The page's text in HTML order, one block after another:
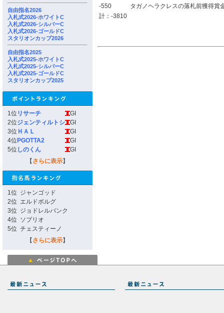
自由指名2026
入札式2026-ホワイトC
入札式2026-シルバーC
入札式2026-ゴールドC
スタリオンカップ2026
自由指名2025
入札式2025-ホワイトC
入札式2025-シルバーC
入札式2025-ゴールドC
スタリオンカップ2025
1位 リサーチ
GI
2位ジェンティルトシ
GI
3位 ＨＡＬ
GI
4位 PGOTTA2
GI
5位 しのくん
GI
【 さらに表示】
1位 ジャンゴッド
2位 エルドボルグ
3位 ジョドレルバンク
4位 ソブリオ
5位 チェスティーノ
【 さらに表示】
-550
タガノヘラクレスの落札前獲得賞
計：-3810